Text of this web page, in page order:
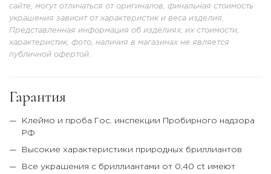
сайте, могут отличаться от оригиналов, финальная стоимость
украшения зависит от характеристик и веса изделия.
Представленная информация об изделиях, их стоимости,
характеристик, фото, наличия в магазинах не является
публичной офертой.
Гарантия
Клеймо и проба Гос. инспекции Пробирного надзора
РФ
Высокие характеристики природных бриллиантов
Все украшения с бриллиантами от 0,40 ct имеют